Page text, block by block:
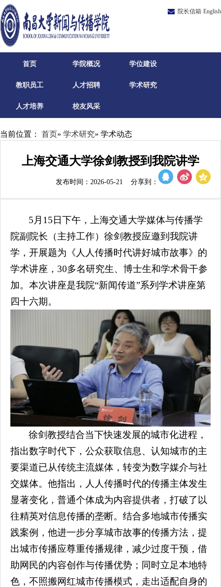
院长信箱 English
首页 学院概况 学位建设
教职员工 人才招聘 学术研究
人才培养 校友风采
当前位置： 首页» 学术研究» 学术动态
上海交通大学徐剑教授到我院讲学
发布时间：2026-05-21 分享到：
5月15日下午，上海交通大学媒体与传播学
院副院长（主持工作）徐剑教授应邀到我院讲
学，开展题为《人人传播时代讲好城市故事》的
学术讲座，30多名研究生、博士生和学术骨干参
加。本次讲座是我院“新闻传道”系列学术讲座第
四十六期。
徐剑教授结合当下快速发展的城市化进程，
指出数字时代下，公众获取信息、认知城市的主
要渠道已从传统主流媒体，转变为数字媒介与社
交媒体。他指出，人人传播时代的传播主体发生
显著变化，普通个体成为内容提供者，打破了以
往精英对信息传播的垄断。结合多地城市传播实
践案例，他进一步分享城市故事的传播方法，提
出城市传播应尊重传播规律，减少过度干预，借
助网民的内容创作与传播优势；同时立足本地特
色，不照搬网红城市传播模式，走出适配自身的